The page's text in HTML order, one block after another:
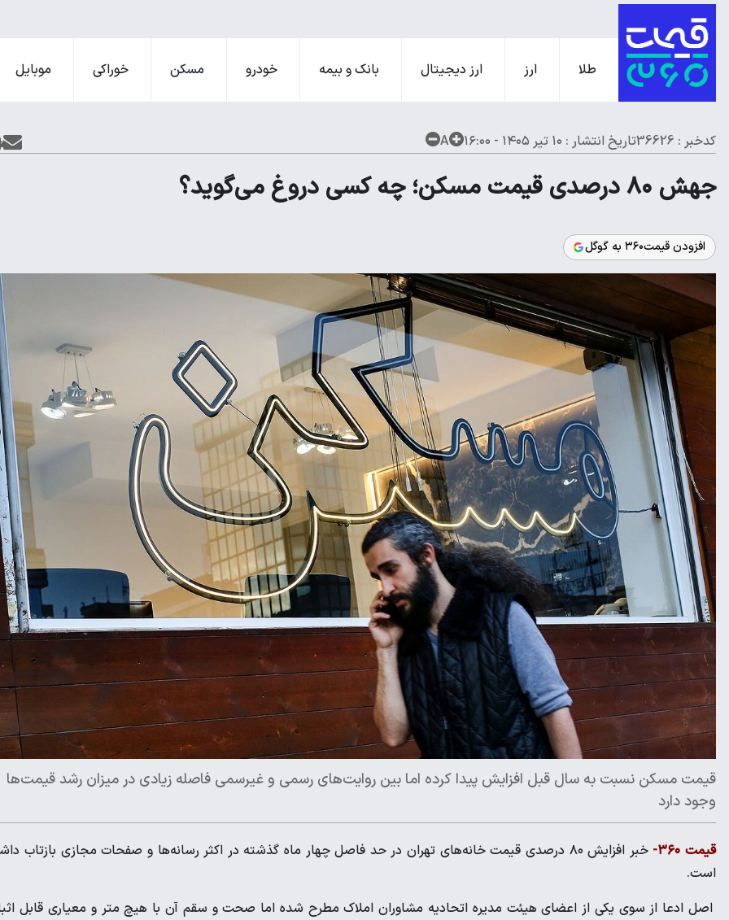
طلا ارز ارز دیجیتال بانک و بیمه خودرو مسکن خوراکی موبایل
کدخبر : 36626 تاریخ انتشار : ۱۰ تیر ۱۴۰۵ - ۱۶:۰۰ A
جهش ۸۰ درصدی قیمت مسکن؛ چه کسی دروغ می‌گوید؟
افزودن قیمت۳۶۰ به گوگل
قیمت مسکن نسبت به سال قبل افزایش پیدا کرده اما بین روایت‌های رسمی و غیرسمی فاصله زیادی در میزان رشد قیمت‌ها
وجود دارد
قیمت ۳۶۰-
خبر افزایش ۸۰ درصدی قیمت خانه‌های تهران در حد فاصل چهار ماه گذشته در اکثر رسانه‌ها و صفحات مجازی بازتاب
است.
اصل ادعا از سوی یکی از اعضای هیئت مدیره اتحادیه مشاوران املاک مطرح شده اما صحت و سقم آن با هیچ متر و معیاری قابل